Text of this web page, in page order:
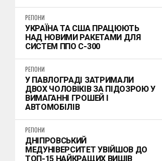
РЕГІОНИ
УКРАЇНА ТА США ПРАЦЮЮТЬ
НАД НОВИМИ РАКЕТАМИ ДЛЯ
СИСТЕМ ППО С-300
РЕГІОНИ
У ПАВЛОГРАДІ ЗАТРИМАЛИ
ДВОХ ЧОЛОВІКІВ ЗА ПІДОЗРОЮ У
ВИМАГАННІ ГРОШЕЙ І
АВТОМОБІЛІВ
РЕГІОНИ
ДНІПРОВСЬКИЙ
МЕДУНІВЕРСИТЕТ УВІЙШОВ ДО
ТОП-15 НАЙКРАЩИХ ВИШІВ